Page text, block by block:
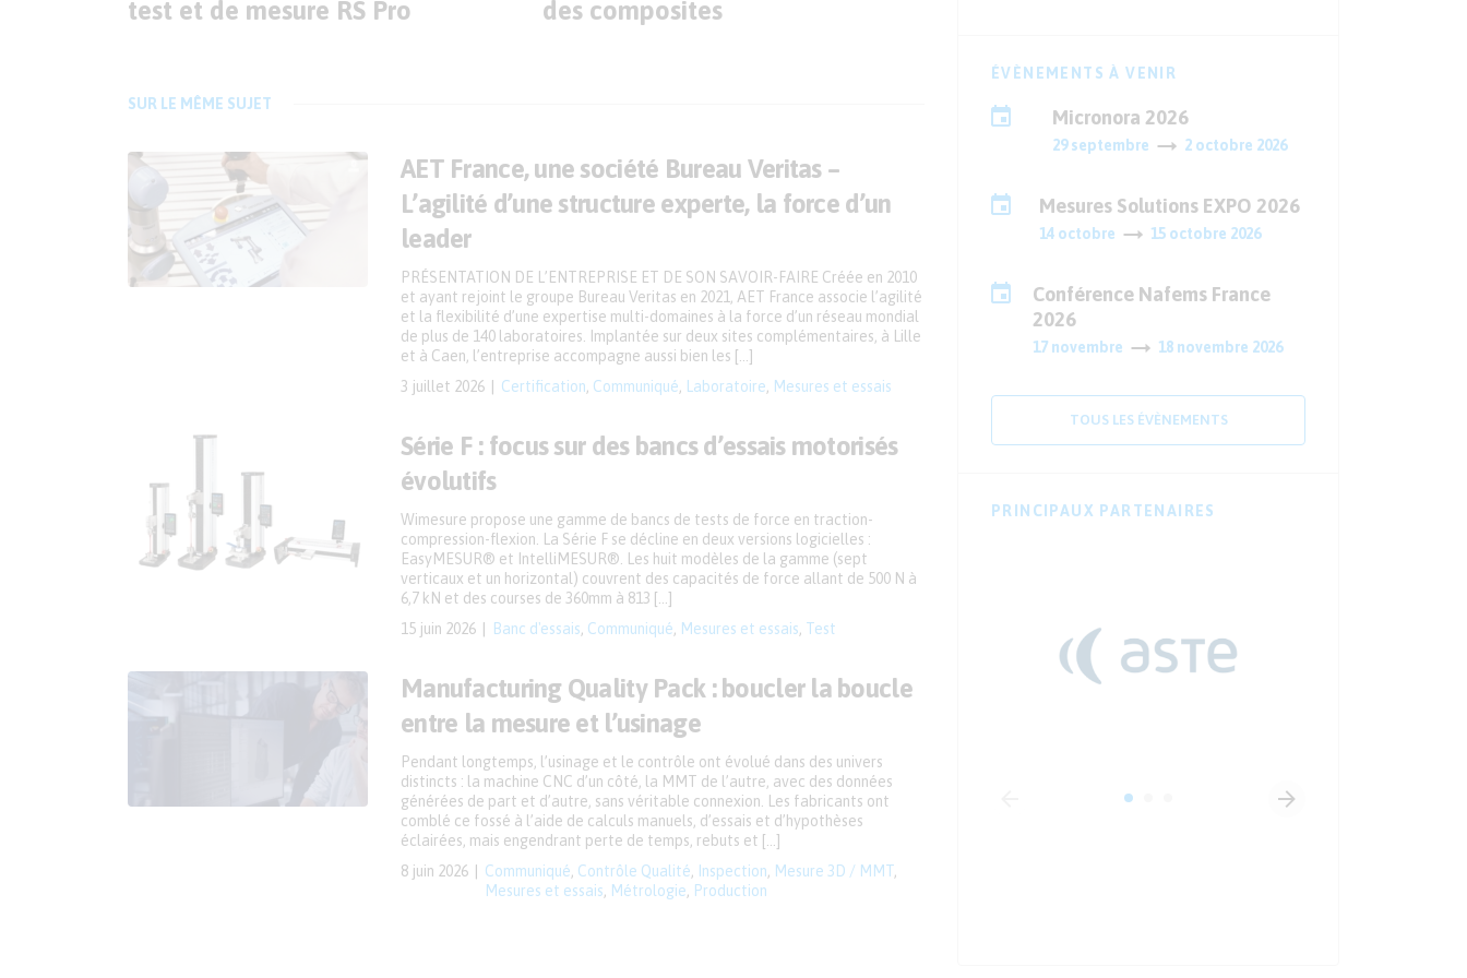
test et de mesure RS Pro
des composites
SUR LE MÊME SUJET
AET France, une société Bureau Veritas –
L’agilité d’une structure experte, la force d’un
leader
3 juillet 2026 Certification Communiqué Laboratoire Mesures et essais
PRÉSENTATION DE L’ENTREPRISE ET DE SON SAVOIR-FAIRE Créée en 2010
et ayant rejoint le groupe Bureau Veritas en 2021, AET France associe l’agilité
et la flexibilité d’une expertise multi-domaines à la force d’un réseau mondial
de plus de 140 laboratoires. Implantée sur deux sites complémentaires, à Lille
et à Caen, l’entreprise accompagne aussi bien les […]
Série F : focus sur des bancs d’essais motorisés
évolutifs
15 juin 2026 Banc d'essais Communiqué Mesures et essais Test
Wimesure propose une gamme de bancs de tests de force en traction-
compression-flexion. La Série F se décline en deux versions logicielles :
EasyMESUR® et IntelliMESUR®. Les huit modèles de la gamme (sept
verticaux et un horizontal) couvrent des capacités de force allant de 500 N à
6,7 kN et des courses de 360mm à 813 […]
Manufacturing Quality Pack : boucler la boucle
entre la mesure et l’usinage
8 juin 2026 Communiqué Contrôle Qualité Inspection Mesure 3D / MMT
Mesures et essais
Métrologie Production
Pendant longtemps, l’usinage et le contrôle ont évolué dans des univers
distincts : la machine CNC d’un côté, la MMT de l’autre, avec des données
générées de part et d’autre, sans véritable connexion. Les fabricants ont
comblé ce fossé à l’aide de calculs manuels, d’essais et d’hypothèses
éclairées, mais engendrant perte de temps, rebuts et […]
ÉVÈNEMENTS À VENIR
Micronora 2026
29 septembre 2 octobre 2026
Mesures Solutions EXPO 2026
14 octobre 15 octobre 2026
Conférence Nafems France
2026
17 novembre 18 novembre 2026
TOUS LES ÉVÈNEMENTS
PRINCIPAUX PARTENAIRES